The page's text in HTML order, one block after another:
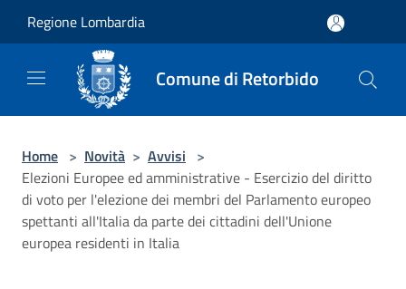
Regione Lombardia
Comune di Retorbido
Home > Novità > Avvisi >
Elezioni Europee ed amministrative - Esercizio del diritto
di voto per l'elezione dei membri del Parlamento europeo
spettanti all'Italia da parte dei cittadini dell'Unione
europea residenti in Italia